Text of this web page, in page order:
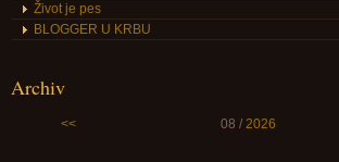
Život je pes
BLOGGER U KRBU
Archiv
<< 08 / 2026